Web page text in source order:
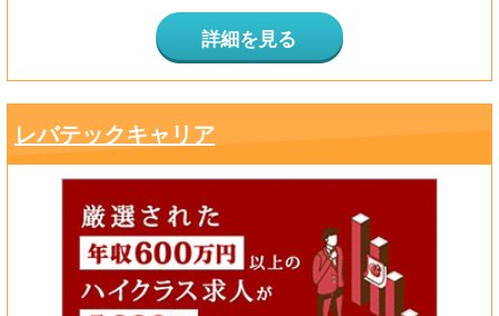
詳細を見る
レバテックキャリア